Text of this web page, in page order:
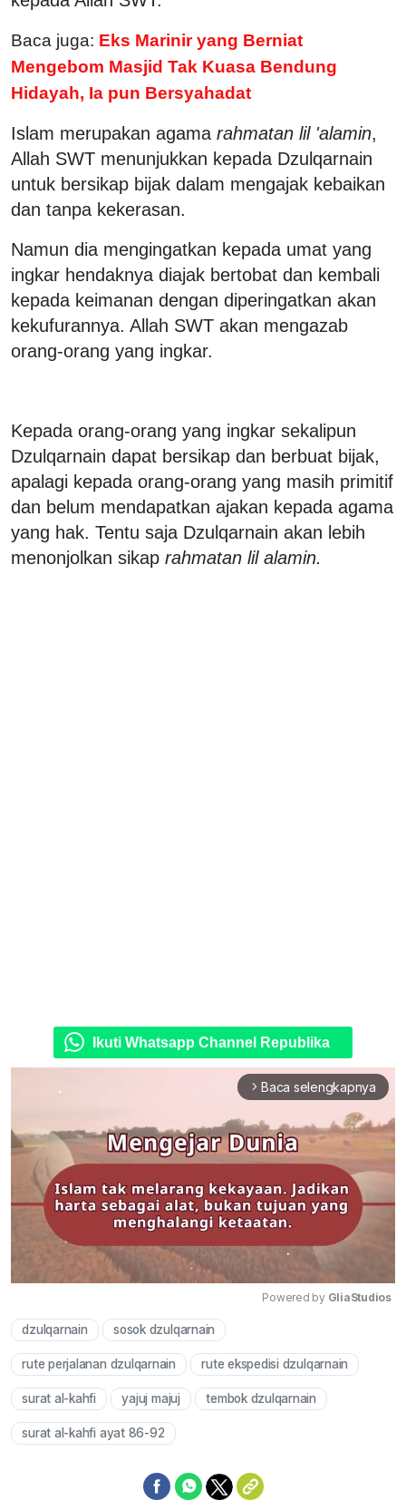
Baca juga: Eks Marinir yang Berniat
Mengebom Masjid Tak Kuasa Bendung
Hidayah, Ia pun Bersyahadat
Islam merupakan agama rahmatan lil 'alamin,
Allah SWT menunjukkan kepada Dzulqarnain
untuk bersikap bijak dalam mengajak kebaikan
dan tanpa kekerasan.
Namun dia mengingatkan kepada umat yang
ingkar hendaknya diajak bertobat dan kembali
kepada keimanan dengan diperingatkan akan
kekufurannya. Allah SWT akan mengazab
orang-orang yang ingkar.
Kepada orang-orang yang ingkar sekalipun
Dzulqarnain dapat bersikap dan berbuat bijak,
apalagi kepada orang-orang yang masih primitif
dan belum mendapatkan ajakan kepada agama
yang hak. Tentu saja Dzulqarnain akan lebih
menonjolkan sikap rahmatan lil alamin.
Ikuti Whatsapp Channel Republika
arrow_forward_ios Baca selengkapnya
Powered by GliaStudios
dzulqarnain sosok dzulqarnain
rute perjalanan dzulqarnain rute ekspedisi dzulqarnain
surat al-kahfi yajuj majuj tembok dzulqarnain
surat al-kahfi ayat 86-92